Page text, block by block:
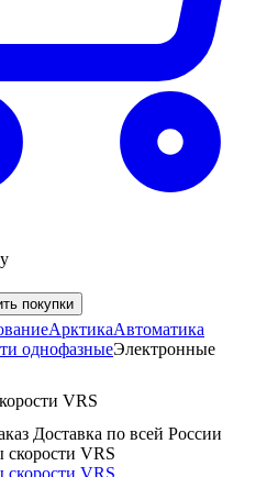
покупки
АрктикаАвтоматика
однофазныеЭлектронные
VRS
Доставка по всей России